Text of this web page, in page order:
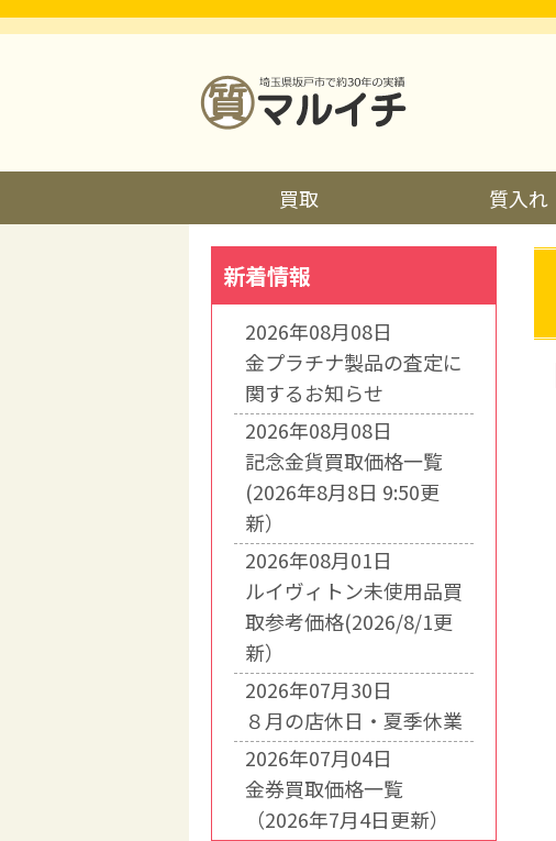
買取 質入れ
新着情報
2026年08月08日
金プラチナ製品の査定に
関するお知らせ
2026年08月08日
記念金貨買取価格一覧
(2026年8月8日 9:50更
新）
2026年08月01日
ルイヴィトン未使用品買
取参考価格(2026/8/1更
新）
2026年07月30日
８月の店休日・夏季休業
2026年07月04日
金券買取価格一覧
（2026年7月4日更新）